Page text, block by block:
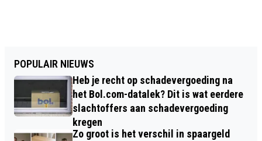
POPULAIR NIEUWS
Heb je recht op schadevergoeding na
het Bol.com-datalek? Dit is wat eerdere
slachtoffers aan schadevergoeding
kregen
Zo groot is het verschil in spaargeld